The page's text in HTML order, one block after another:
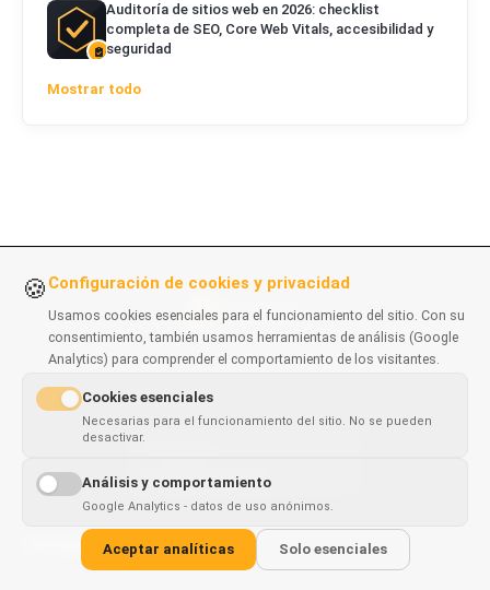
Auditoría de sitios web en 2026: checklist
completa de SEO, Core Web Vitals, accesibilidad y
seguridad
Mostrar todo
Soluciones de software y extensiones creadas con precisión.
Con sede en Polonia, entregando globalmente.
Navegación
available inEnglish
🍪 Configuración de cookies y privacidad
Usamos cookies esenciales para el funcionamiento del sitio. Con su
consentimiento, también usamos herramientas de análisis (Google
Analytics) para comprender el comportamiento de los visitantes.
Cookies esenciales
Necesarias para el funcionamiento del sitio. No se pueden
desactivar.
Análisis y comportamiento
Google Analytics - datos de uso anónimos.
Aceptar analíticas Solo esenciales